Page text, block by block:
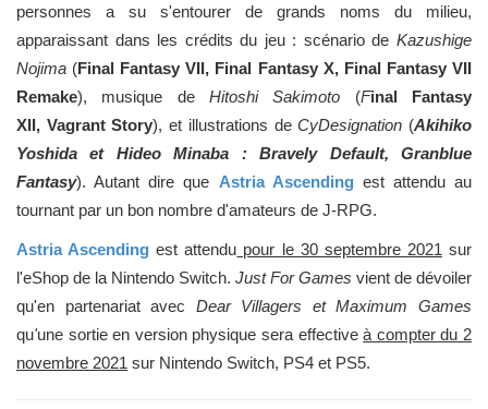
personnes a su s'entourer de grands noms du milieu,
apparaissant dans les crédits du jeu : scénario de Kazushige
Nojima (Final Fantasy VII, Final Fantasy X, Final Fantasy VII
Remake), musique de Hitoshi Sakimoto (Final Fantasy
XII, Vagrant Story), et illustrations deCyDesignation (Akihiko
Yoshida et Hideo Minaba : Bravely Default, Granblue
Fantasy). Autant dire que Astria Ascending est attendu au
tournant par un bon nombre d'amateurs de J-RPG.
Astria Ascending est attendu pour le 30 septembre 2021 sur
l'eShop de la Nintendo Switch. Just For Games vient de dévoiler
qu'en partenariat avec Dear Villagers et Maximum Games
qu'une sortie en version physique sera effectiveà compter du 2
novembre 2021 sur Nintendo Switch, PS4 et PS5.